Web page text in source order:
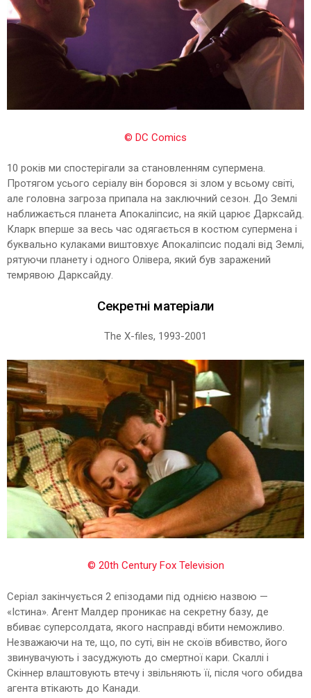
© DC Comics
10 років ми спостерігали за становленням супермена.
Протягом усього серіалу він боровся зі злом у всьому світі,
але головна загроза припала на заключний сезон. До Землі
наближається планета Апокаліпсис, на якій царює Дарксайд.
Кларк вперше за весь час одягається в костюм супермена і
буквально кулаками виштовхує Апокаліпсис подалі від Землі,
рятуючи планету і одного Олівера, який був заражений
темрявою Дарксайду.
Секретні матеріали
The X-files, 1993-2001
© 20th Century Fox Television
Серіал закінчується 2 епізодами під однією назвою —
«Істина». Агент Малдер проникає на секретну базу, де
вбиває суперсолдата, якого насправді вбити неможливо.
Незважаючи на те, що, по суті, він не скоїв вбивство, його
звинувачують і засуджують до смертної кари. Скаллі і
Скіннер влаштовують втечу і звільняють її, після чого обидва
агента втікають до Канади.